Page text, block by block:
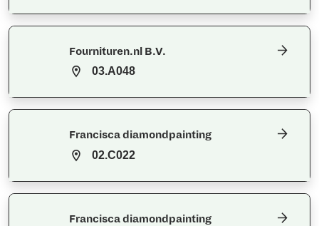
Fournituren.nl B.V.
03.A048
Francisca diamondpainting
02.C022
Francisca diamondpainting